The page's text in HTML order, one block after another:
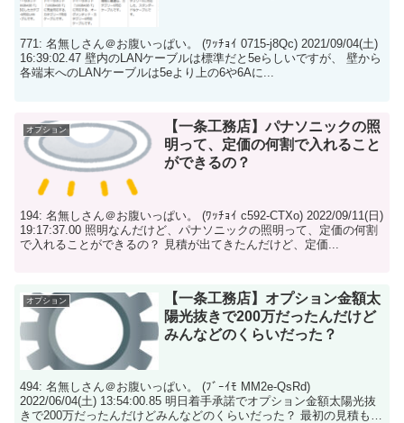
771: 名無しさん＠お腹いっぱい。 (ﾜｯﾁｮｲ 0715-j8Qc) 2021/09/04(土)
16:39:02.47 壁内のLANケーブルは標準だと5eらしいですが、 壁から
各端末へのLANケーブルは5eより上の6や6Aに...
オプション
【一条工務店】パナソニックの照
明って、定価の何割で入れること
ができるの？
194: 名無しさん＠お腹いっぱい。 (ﾜｯﾁｮｲ c592-CTXo) 2022/09/11(日)
19:17:37.00 照明なんだけど、パナソニックの照明って、定価の何割
で入れることができるの？ 見積が出てきたんだけど、定価...
オプション
【一条工務店】オプション金額太
陽光抜きで200万だったんだけど
みんなどのくらいだった？
494: 名無しさん＠お腹いっぱい。 (ﾌﾞｰｲﾓ MM2e-QsRd)
2022/06/04(土) 13:54:00.85 明日着手承諾でオプション金額太陽光抜
きで200万だったんだけどみんなどのくらいだった？ 最初の見積もり